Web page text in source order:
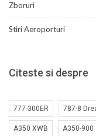
Zboruri
Stiri Aeroporturi
Citeste si despre
777-300ER 787-8
A350 XWB A350-900